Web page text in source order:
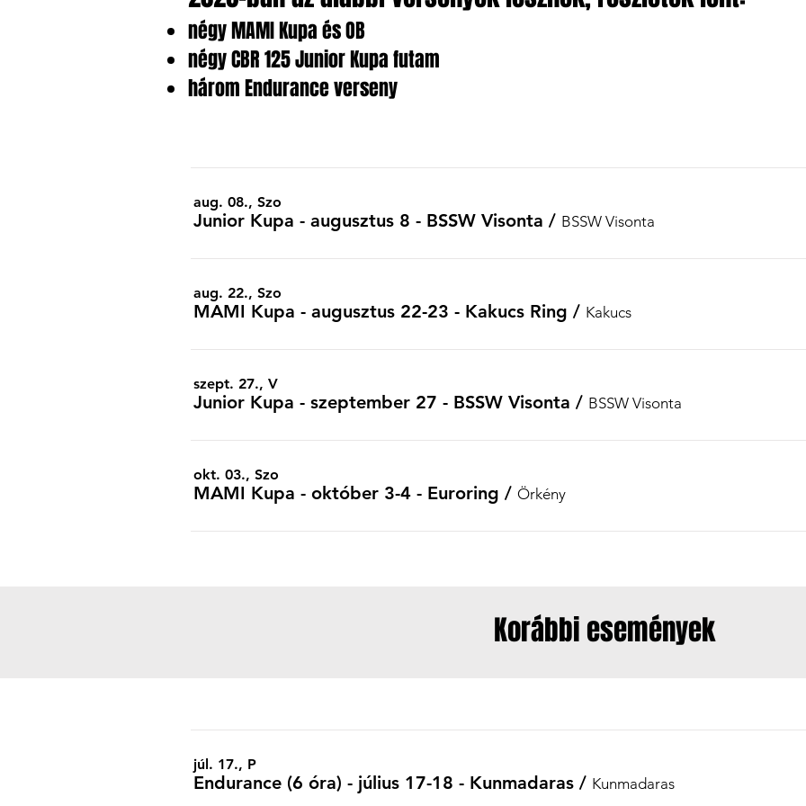
négy MAMI Kupa és OB
négy CBR 125 Junior Kupa futam
három Endurance verseny
aug. 08., Szo
Junior Kupa - augusztus 8 - BSSW Visonta / BSSW Visonta
aug. 22., Szo
MAMI Kupa - augusztus 22-23 - Kakucs Ring / Kakucs
szept. 27., V
Junior Kupa - szeptember 27 - BSSW Visonta / BSSW Visonta
okt. 03., Szo
MAMI Kupa - október 3-4 - Euroring / Örkény
Korábbi események
júl. 17., P
Endurance (6 óra) - július 17-18 - Kunmadaras / Kunmadaras